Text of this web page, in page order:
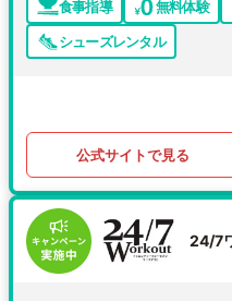
食事指導 無料体験
シューズレンタル
公式サイトで見る
24/7